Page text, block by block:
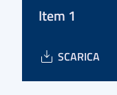
Item 1
SCARICA